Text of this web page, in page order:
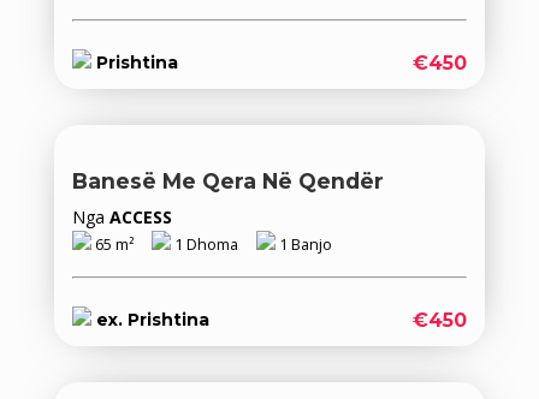
Prishtina €450
Banesë Me Qera Në Qendër
Nga ACCESS
65 m² 1 Dhoma 1 Banjo
ex. Prishtina €450